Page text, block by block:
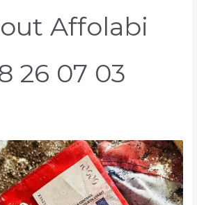
Affolabi
26 07 03